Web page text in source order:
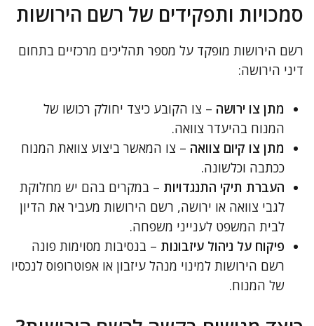
סמכויות ותפקידים של רשם הירושות
רשם הירושות מופקד על מספר תהליכים מרכזיים בתחום
דיני הירושה:
מתן צו ירושה – צו הקובע כיצד יחולק רכושו של
המנוח בהיעדר צוואה.
מתן צו קיום צוואה – צו המאשר ביצוע צוואת המנוח
ככתבה וכלשונה.
העברת תיקי התנגדויות – במקרים בהם יש מחלוקת
לגבי צוואה או ירושה, רשם הירושות מעביר את הדיון
לבית המשפט לענייני משפחה.
פיקוח על ניהול עיזבונות – בנסיבות מסוימות פונה
רשם הירושות למינוי מנהל עיזבון או אפוטרופוס לנכסיו
של המנוח.